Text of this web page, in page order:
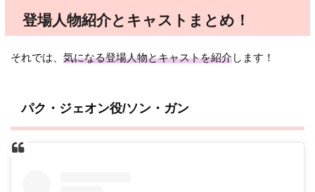
登場人物紹介とキャストまとめ！
それでは、気になる登場人物とキャストを紹介します！
パク・ジェオン役/ソン・ガン